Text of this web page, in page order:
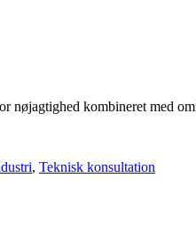
nøjagtighed kombineret med
, Teknisk konsultation